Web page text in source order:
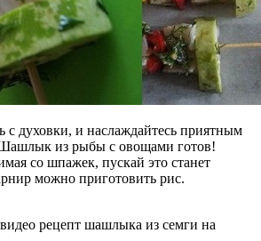
с духовки, и наслаждайтесь приятным
из рыбы с овощами готов!
со шпажек, пускай это станет
можно приготовить рис.
рецепт шашлыка из семги на